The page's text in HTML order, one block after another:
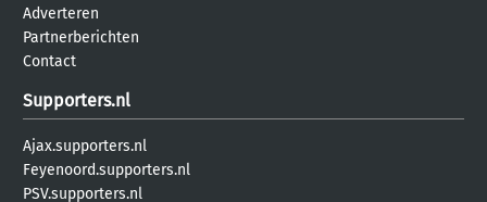
Adverteren
Partnerberichten
Contact
Supporters.nl
Ajax.supporters.nl
Feyenoord.supporters.nl
PSV.supporters.nl